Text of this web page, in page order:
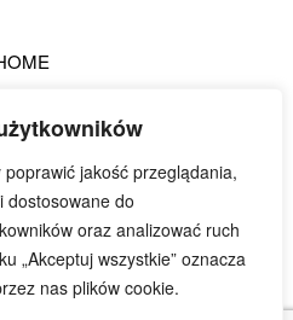
jakość przeglądania,
dostosowane do
oraz analizować ruch
„Akceptuj wszystkie” oznacza
nas plików cookie.
PDF
KONTO